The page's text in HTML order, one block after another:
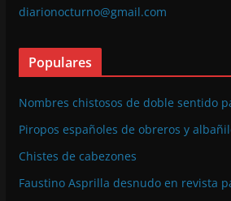
diarionocturno@gmail.com
Populares
Nombres chistosos de doble sentido
Piropos españoles de obreros y
Chistes de cabezones
Faustino Asprilla desnudo en revista